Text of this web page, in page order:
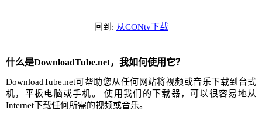
回到: 从CONtv下载
什么是DownloadTube.net，我如何使用它？
DownloadTube.net可帮助您从任何网站将视频或音乐下载到台式
机，平板电脑或手机。 使用我们的下载器，可以很容易地从
Internet下载任何所需的视频或音乐。